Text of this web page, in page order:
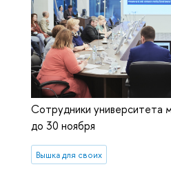
Сотрудники университета
до 30 ноября
Вышка для своих